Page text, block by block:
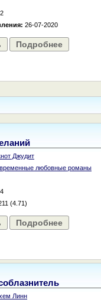
26-07-2020
Подробнее
Джудит
любовные романы
(4.71)
Подробнее
Линн